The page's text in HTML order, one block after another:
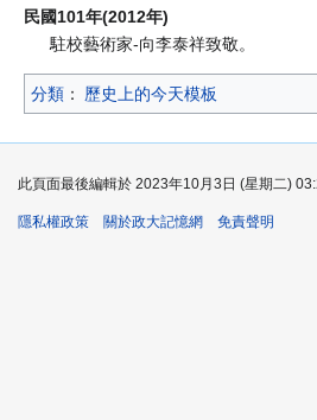
民國101年(2012年)
駐校藝術家-向李泰祥致敬。
分類 ：​ 歷史上的今天模板
此頁面最後編輯於 2023年10月3日 (星期二)
隱私權政策 關於政大記憶網 免責聲明